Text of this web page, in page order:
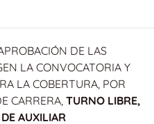
DE LAS
LA CONVOCATORIA Y
LA COBERTURA, POR
CARRERA, TURNO LIBRE,
AUXILIAR